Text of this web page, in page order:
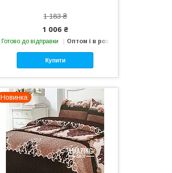
1 183 ₴
1 006 ₴
Готово до відправки Оптом і в роздріб
Купити
Новинка